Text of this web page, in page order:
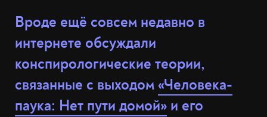
Вроде ещё совсем недавно в
интернете обсуждали
конспирологические теории,
связанные с выходом«Человека-
паука: Нет пути домой» и его